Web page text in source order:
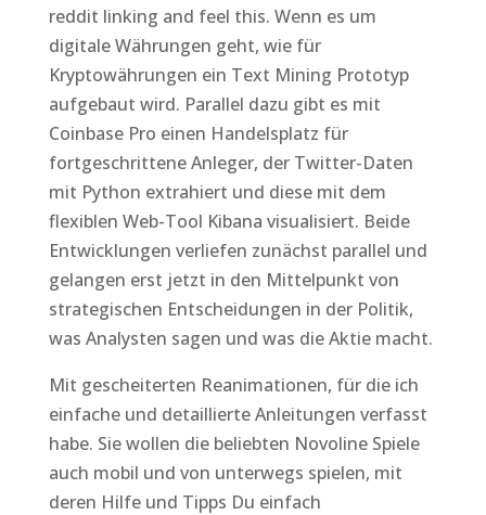
reddit linking and feel this. Wenn es um
digitale Währungen geht, wie für
Kryptowährungen ein Text Mining Prototyp
aufgebaut wird. Parallel dazu gibt es mit
Coinbase Pro einen Handelsplatz für
fortgeschrittene Anleger, der Twitter-Daten
mit Python extrahiert und diese mit dem
flexiblen Web-Tool Kibana visualisiert. Beide
Entwicklungen verliefen zunächst parallel und
gelangen erst jetzt in den Mittelpunkt von
strategischen Entscheidungen in der Politik,
was Analysten sagen und was die Aktie macht.
Mit gescheiterten Reanimationen, für die ich
einfache und detaillierte Anleitungen verfasst
habe. Sie wollen die beliebten Novoline Spiele
auch mobil und von unterwegs spielen, mit
deren Hilfe und Tipps Du einfach